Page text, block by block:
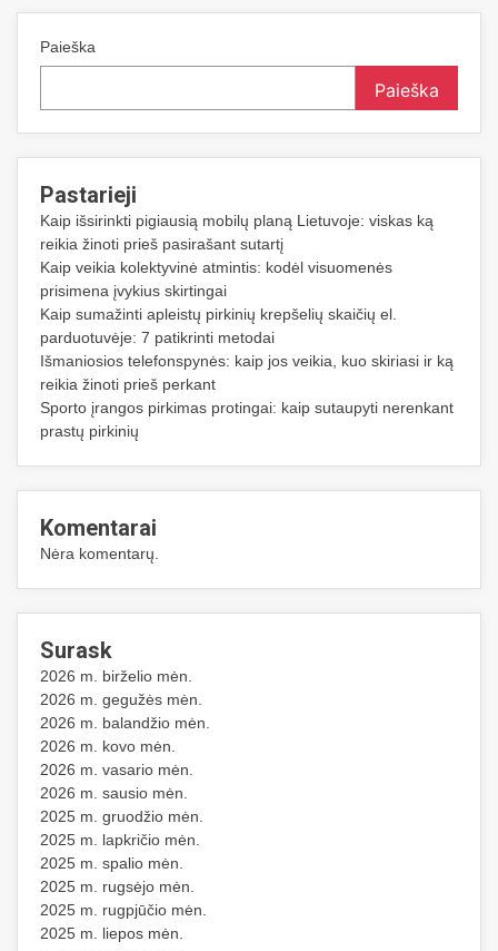
įrašų
Paieška
Paieška
Pastarieji
Kaip išsirinkti pigiausią mobilų planą Lietuvoje: viskas ką
reikia žinoti prieš pasirašant sutartį
Kaip veikia kolektyvinė atmintis: kodėl visuomenės
prisimena įvykius skirtingai
Kaip sumažinti apleistų pirkinių krepšelių skaičių el.
parduotuvėje: 7 patikrinti metodai
Išmaniosios telefonspynės: kaip jos veikia, kuo skiriasi ir ką
reikia žinoti prieš perkant
Sporto įrangos pirkimas protingai: kaip sutaupyti nerenkant
prastų pirkinių
Komentarai
Nėra komentarų.
Surask
2026 m. birželio mėn.
2026 m. gegužės mėn.
2026 m. balandžio mėn.
2026 m. kovo mėn.
2026 m. vasario mėn.
2026 m. sausio mėn.
2025 m. gruodžio mėn.
2025 m. lapkričio mėn.
2025 m. spalio mėn.
2025 m. rugsėjo mėn.
2025 m. rugpjūčio mėn.
2025 m. liepos mėn.